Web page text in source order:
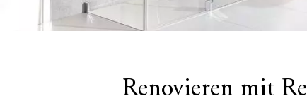
Renovieren mit